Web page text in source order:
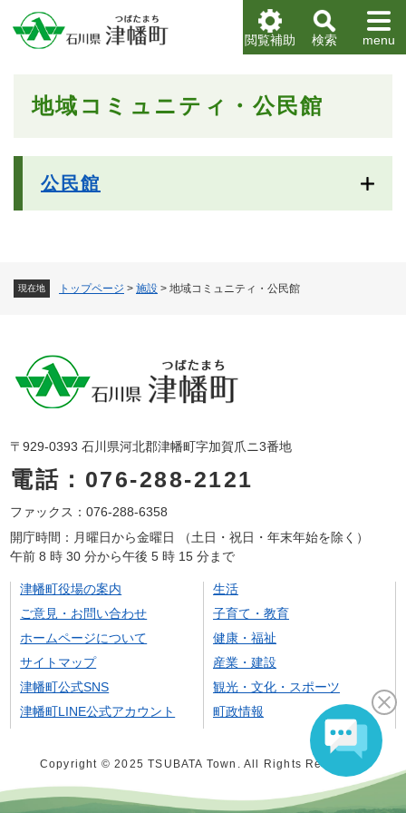
メニューを飛ばして本文へ
閲覧補助
検索 menu
現在地 トップページ > 施設 > 地域コミュニティ・公民館
地域コミュニティ・公民館
公民館
〒929-0393 石川県河北郡津幡町字加賀爪ニ3番地
電話：076-288-2121
ファックス：076-288-6358
開庁時間：月曜日から金曜日 （土日・祝日・年末年始を除く）
午前 8 時 30 分から午後 5 時 15 分まで
津幡町役場の案内
ご意見・お問い合わせ
ホームページについて
サイトマップ
津幡町公式SNS
津幡町LINE公式アカウント
生活
子育て・教育
健康・福祉
産業・建設
観光・文化・スポーツ
町政情報
Copyright © 2025 TSUBATA Town. All Rights Reserved.